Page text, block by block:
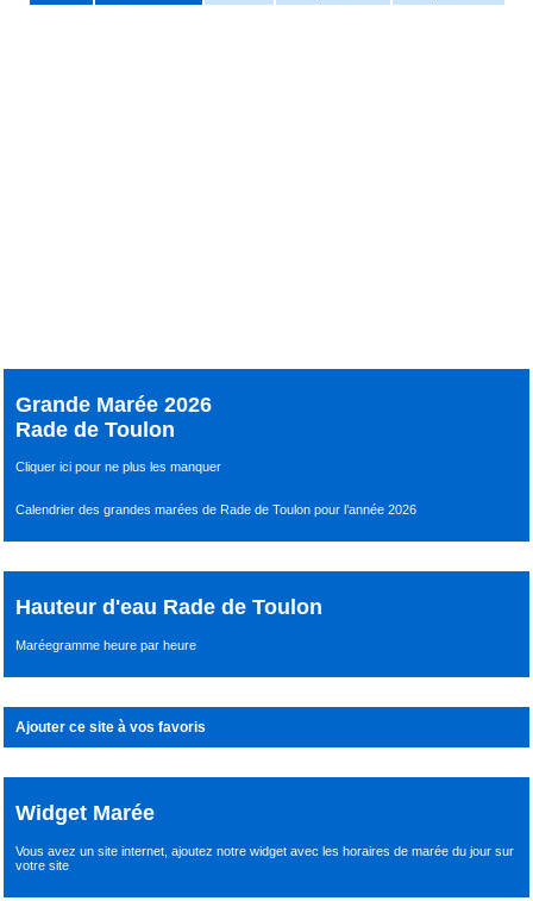
Grande Marée 2026
Rade de Toulon
Cliquer ici pour ne plus les manquer
Calendrier des grandes marées de Rade de Toulon pour l’année 2026
Hauteur d'eau Rade de Toulon
Maréegramme heure par heure
Ajouter ce site à vos favoris
Widget Marée
Vous avez un site internet,ajoutez notre widget avec les horaires de marée du joursur
votre site